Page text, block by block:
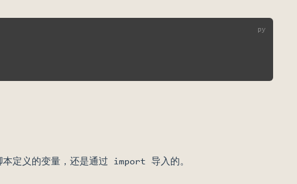
定义的变量，还是通过 import 导入的。